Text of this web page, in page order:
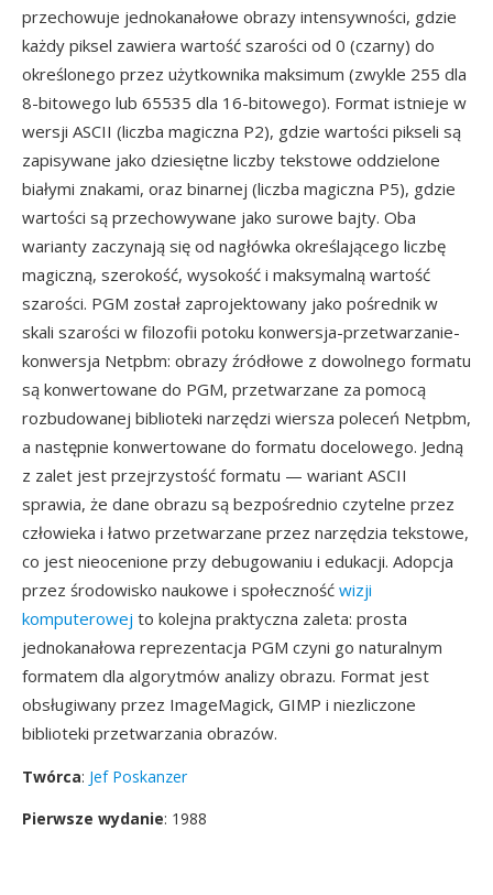
przechowuje jednokanałowe obrazy intensywności, gdzie
każdy piksel zawiera wartość szarości od 0 (czarny) do
określonego przez użytkownika maksimum (zwykle 255 dla
8-bitowego lub 65535 dla 16-bitowego). Format istnieje w
wersji ASCII (liczba magiczna P2), gdzie wartości pikseli są
zapisywane jako dziesiętne liczby tekstowe oddzielone
białymi znakami, oraz binarnej (liczba magiczna P5), gdzie
wartości są przechowywane jako surowe bajty. Oba
warianty zaczynają się od nagłówka określającego liczbę
magiczną, szerokość, wysokość i maksymalną wartość
szarości. PGM został zaprojektowany jako pośrednik w
skali szarości w filozofii potoku konwersja-przetwarzanie-
konwersja Netpbm: obrazy źródłowe z dowolnego formatu
są konwertowane do PGM, przetwarzane za pomocą
rozbudowanej biblioteki narzędzi wiersza poleceń Netpbm,
a następnie konwertowane do formatu docelowego. Jedną
z zalet jest przejrzystość formatu — wariant ASCII
sprawia, że dane obrazu są bezpośrednio czytelne przez
człowieka i łatwo przetwarzane przez narzędzia tekstowe,
co jest nieocenione przy debugowaniu i edukacji. Adopcja
przez środowisko naukowe i społeczność wizji
komputerowej to kolejna praktyczna zaleta: prosta
jednokanałowa reprezentacja PGM czyni go naturalnym
formatem dla algorytmów analizy obrazu. Format jest
obsługiwany przez ImageMagick, GIMP i niezliczone
biblioteki przetwarzania obrazów.
Twórca: Jef Poskanzer
Pierwsze wydanie: 1988